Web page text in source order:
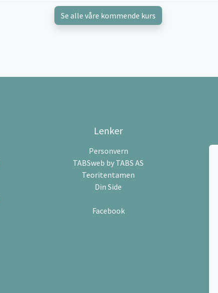
Se alle våre kommende kurs
Lenker
Personvern
TABSweb by TABS AS
Teoritentamen
Din Side
Facebook